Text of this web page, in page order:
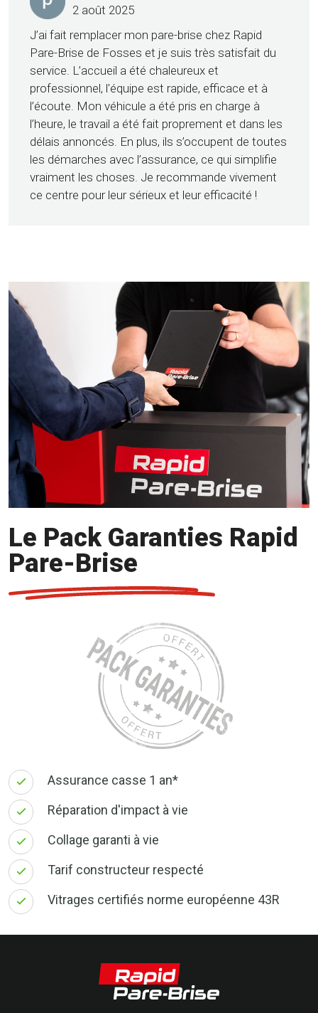
2 août 2025
J’ai fait remplacer mon pare-brise chez Rapid
Pare-Brise de Fosses et je suis très satisfait du
service. L’accueil a été chaleureux et
professionnel, l'équipe est rapide, efficace et à
l’écoute. Mon véhicule a été pris en charge à
l’heure, le travail a été fait proprement et dans les
délais annoncés. En plus, ils s’occupent de toutes
les démarches avec l’assurance, ce qui simplifie
vraiment les choses. Je recommande vivement
ce centre pour leur sérieux et leur efficacité !
Le Pack Garanties Rapid
Pare-Brise
Assurance casse 1 an*
Réparation d'impact à vie
Collage garanti à vie
Tarif constructeur respecté
Vitrages certifiés norme européenne 43R